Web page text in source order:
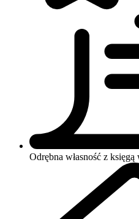
Odrębna własność z księgą